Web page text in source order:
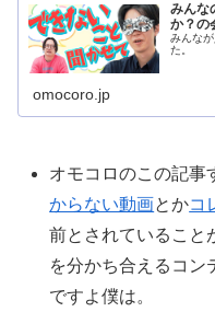
みんな
か？の
みんなが
た。
omocoro.jp
オモコロのこの記事
からない動画とかコ
前とされていること
を分かち合えるコン
ですよ僕は。